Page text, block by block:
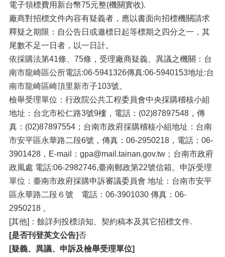
電子領標費用新台幣75元整(機關實收).
廠商對招標文件內容有疑義者，應以書面向招標機關請求
釋疑之期限：自公告日或邀標日起等標期之四分之一，其
尾數不足一日者，以一日計。
依採購法第41條、75條，受理廠商疑義、異議之機關：台
南市龍崎區公所電話:06-5941326傳真:06-5940153地址:台
南市龍崎區崎頂里新市子103號。
檢舉受理單位：行政院公共工程委員會中央採購稽核小組
地址：台北市松仁路3號9樓，電話：(02)87897548，傳
真：(02)87897554；台南市政府採購稽核小組地址：台南
市安平區永華路二段6號，傳真：06-2950218，電話：06-
3901428，E-mail：gpa@mail.tainan.gov.tw；台南市政府
政風處 電話:06-2982746,臺南郵政第22號信箱。申訴受理
單位：臺南市政府採購申訴審議委員會 地址：台南市安平
區永華路二段６號 電話：06-3901030 傳真：06-
2950218 。
[其他]：餘詳列投標須知、契約稿本及其它招標文件.
[是否刊登英文公告]否
[疑義、異議、申訴及檢舉受理單位]